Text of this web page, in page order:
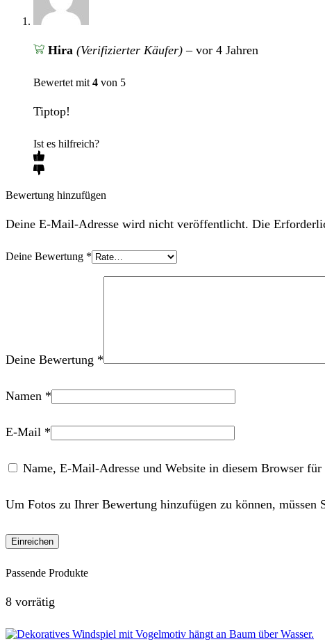
Hira (Verifizierter Käufer) – vor 4 Jahren
Bewertet mit 4 von 5
Tiptop!
Ist es hilfreich?
Bewertung hinzufügen
Deine E-Mail-Adresse wird nicht veröffentlicht. Die
Deine Bewertung *
Deine Bewertung *
Namen *
E-Mail *
Name, E-Mail-Adresse und Website in diesem Browser
Um Fotos zu Ihrer Bewertung hinzufügen zu können, müssen
Passende Produkte
8 vorrätig